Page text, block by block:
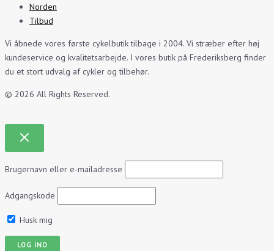
Norden
Tilbud
Vi åbnede vores første cykelbutik tilbage i 2004. Vi stræber efter høj
kundeservice og kvalitetsarbejde. I vores butik på Frederiksberg finder
du et stort udvalg af cykler og tilbehør.
© 2026 All Rights Reserved.
Brugernavn eller e-mailadresse
Adgangskode
Husk mig